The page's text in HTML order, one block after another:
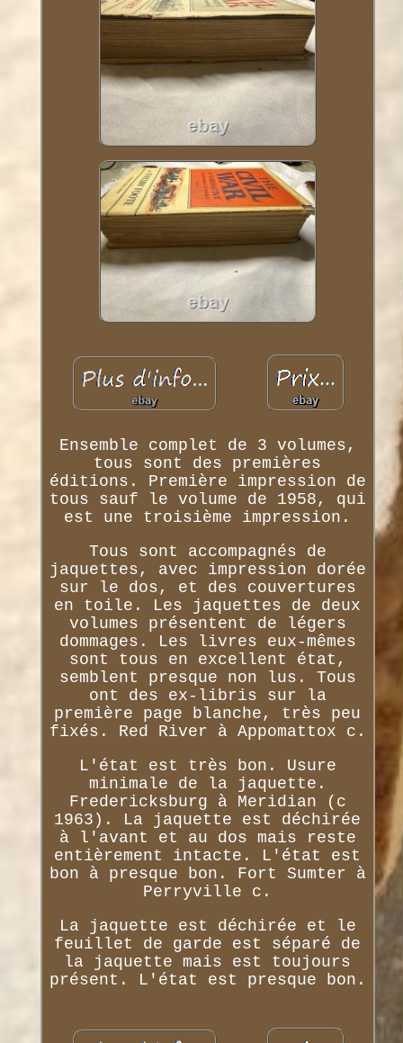
Ensemble complet de 3 volumes,
tous sont des premières
éditions. Première impression de
tous sauf le volume de 1958, qui
est une troisième impression.
Tous sont accompagnés de
jaquettes, avec impression dorée
sur le dos, et des couvertures
en toile. Les jaquettes de deux
volumes présentent de légers
dommages. Les livres eux-mêmes
sont tous en excellent état,
semblent presque non lus. Tous
ont des ex-libris sur la
première page blanche, très peu
fixés. Red River à Appomattox c.
L'état est très bon. Usure
minimale de la jaquette.
Fredericksburg à Meridian (c
1963). La jaquette est déchirée
à l'avant et au dos mais reste
entièrement intacte. L'état est
bon à presque bon. Fort Sumter à
Perryville c.
La jaquette est déchirée et le
feuillet de garde est séparé de
la jaquette mais est toujours
présent. L'état est presque bon.